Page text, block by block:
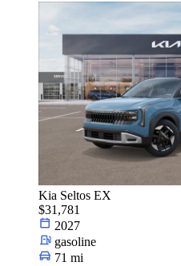
Budget
Set budget
Ordenar por
Tipo de Carro
Kia Seltos EX
$31,781
2027
gasoline
71 mi